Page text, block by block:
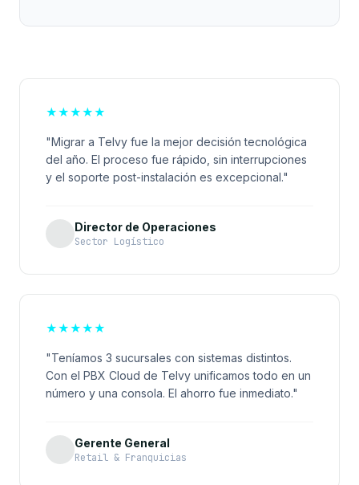
★★★★★
"Migrar a Telvy fue la mejor decisión tecnológica
del año. El proceso fue rápido, sin interrupciones
y el soporte post-instalación es excepcional."
Director de Operaciones
Sector Logístico
★★★★★
"Teníamos 3 sucursales con sistemas distintos.
Con el PBX Cloud de Telvy unificamos todo en un
número y una consola. El ahorro fue inmediato."
Gerente General
Retail & Franquicias